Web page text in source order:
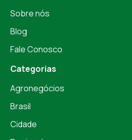
Sobre nós
Blog
Fale Conosco
Categorias
Agronegócios
Brasil
Cidade